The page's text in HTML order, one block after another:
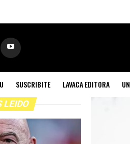
SUSCRIBITE LAVACA EDITORA
LEIDO